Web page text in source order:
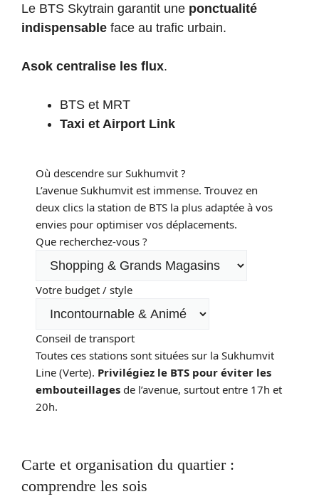
Le BTS Skytrain garantit une ponctualité
indispensable face au trafic urbain.
Asok centralise les flux.
BTS et MRT
Taxi et Airport Link
Où descendre sur Sukhumvit ?
L’avenue Sukhumvit est immense. Trouvez en
deux clics la station de BTS la plus adaptée à vos
envies pour optimiser vos déplacements.
Que recherchez-vous ?
Votre budget / style
Conseil de transport
Toutes ces stations sont situées sur la Sukhumvit
Line (Verte). Privilégiez le BTS pour éviter les
embouteillages de l’avenue, surtout entre 17h et
20h.
Carte et organisation du quartier :
comprendre les sois